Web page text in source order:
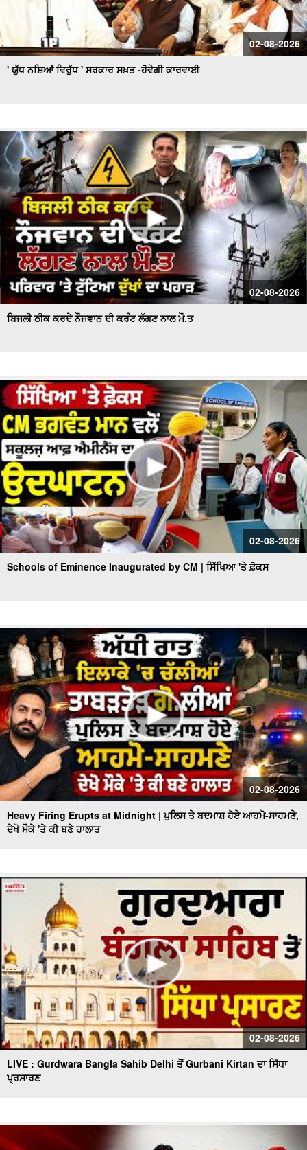
02-08-2026
' ਯੁੱਧ ਨਸ਼ਿਆਂ ਵਿਰੁੱਧ ' ਸਰਕਾਰ ਸਖ਼ਤ -ਹੋਵੇਗੀ ਕਾਰਵਾਈ
02-08-2026
ਬਿਜਲੀ ਠੀਕ ਕਰਦੇ ਨੌਜਵਾਨ ਦੀ ਕਰੰਟ ਲੱਗਣ ਨਾਲ ਮੌ.ਤ
02-08-2026
Schools of Eminence Inaugurated by CM | ਸਿੱਖਿਆ 'ਤੇ ਫ਼ੋਕਸ
02-08-2026
Heavy Firing Erupts at Midnight | ਪੁਲਿਸ ਤੇ ਬਦਮਾਸ਼ ਹੋਏ ਆਹਮੋ-ਸਾਹਮਣੇ,
ਦੇਖੋ ਮੌਕੇ 'ਤੇ ਕੀ ਬਣੇ ਹਾਲਾਤ
02-08-2026
LIVE : Gurdwara Bangla Sahib Delhi ਤੋਂ Gurbani Kirtan ਦਾ ਸਿੱਧਾ
ਪ੍ਰਸਾਰਣ